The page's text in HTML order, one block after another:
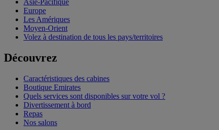
Asie-Pacifique
Europe
Les Amériques
Moyen-Orient
Volez à destination de tous les pays/territoires
Découvrez
Caractéristiques des cabines
Boutique Emirates
Quels services sont disponibles sur votre vol ?
Divertissement à bord
Repas
Nos salons